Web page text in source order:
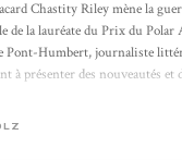
Chastity Riley mène la
de la lauréate du Prix du Polar
Pont-Humbert, journaliste
à présenter des nouveautés et
vidéo à travers...